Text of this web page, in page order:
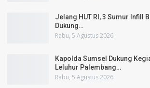
Jelang HUT RI, 3 Sumur Infill
Dukung…
Rabu, 5 Agustus 2026
Kapolda Sumsel Dukung
Leluhur Palembang…
Rabu, 5 Agustus 2026